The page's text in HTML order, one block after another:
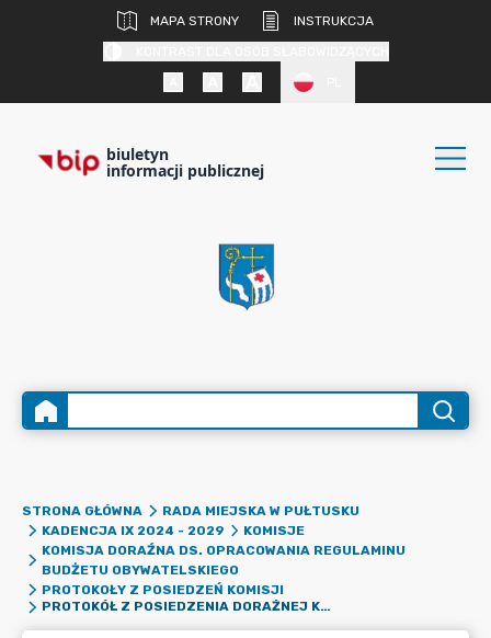
MAPA STRONY
INSTRUKCJA
biuletyn
informacji publicznej
STRONA GŁÓWNA
RADA MIEJSKA W PUŁTUSKU
KADENCJA IX 2024 - 2029
KOMISJE
KOMISJA DORAŹNA DS. OPRACOWANIA REGULAMINU
BUDŻETU OBYWATELSKIEGO
PROTOKOŁY Z POSIEDZEŃ KOMISJI
PROTOKÓŁ Z POSIEDZENIA DORAŹNEJ KOMISJI DS. OPRACOWANIA REGULAMINU BUDŻETU OBYWATELSKIEGO W DN. 5 GRUDNIA 2024 R.